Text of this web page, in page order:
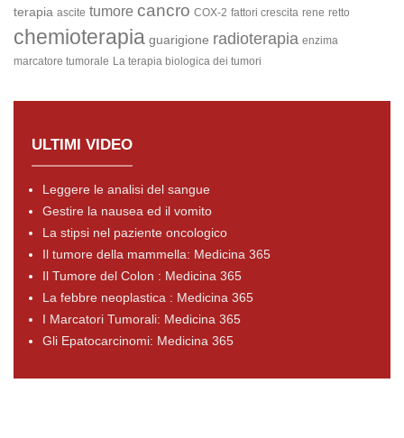
terapia ascite tumore cancro COX-2 fattori crescita rene retto
chemioterapia guarigione radioterapia enzima
marcatore tumorale La terapia biologica dei tumori
ULTIMI VIDEO
Leggere le analisi del sangue
Gestire la nausea ed il vomito
La stipsi nel paziente oncologico
Il tumore della mammella: Medicina 365
Il Tumore del Colon : Medicina 365
La febbre neoplastica : Medicina 365
I Marcatori Tumorali: Medicina 365
Gli Epatocarcinomi: Medicina 365